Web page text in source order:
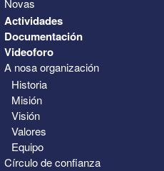
Novas
Actividades
Documentación
Videoforo
A nosa organización
Historia
Misión
Visión
Valores
Equipo
Círculo de confianza